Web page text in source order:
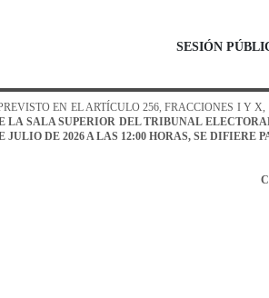
SESIÓN P
EN EL ARTÍCULO256, FRACCIONES I Y X,
LA SALA SUPERIOR DEL TRIBUNAL
JULIO DE 2026 A LAS 12:00 HORAS, SE DIFIERE